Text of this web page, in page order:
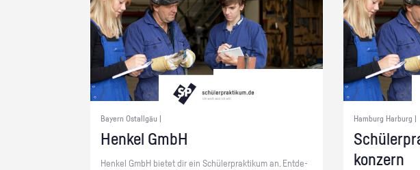
Bayern Ostallgäu |
Hen­kel GmbH
Hen­kel GmbH bie­tet dir ein Schü­ler­prak­ti­kum an. Ent­de­
Hamburg Harburg |
kon­zern